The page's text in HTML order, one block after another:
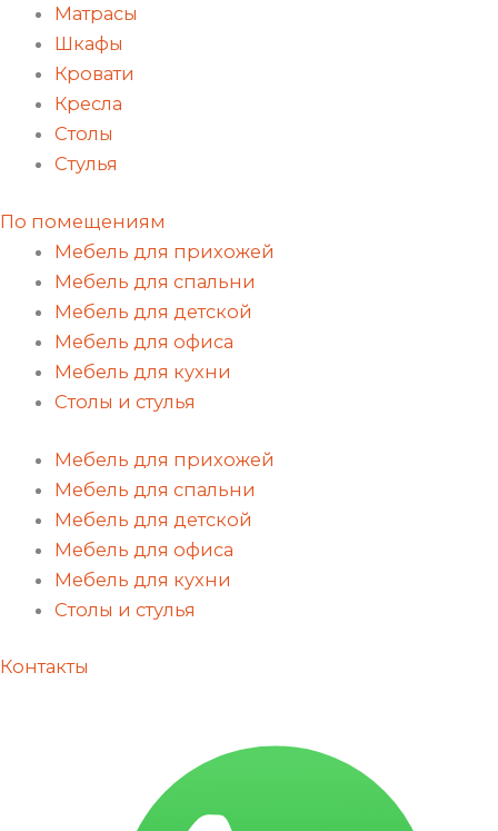
Матрасы
Шкафы
Кровати
Кресла
Столы
Стулья
По помещениям
Мебель для прихожей
Мебель для спальни
Мебель для детской
Мебель для офиса
Мебель для кухни
Столы и стулья
Мебель для прихожей
Мебель для спальни
Мебель для детской
Мебель для офиса
Мебель для кухни
Столы и стулья
Контакты